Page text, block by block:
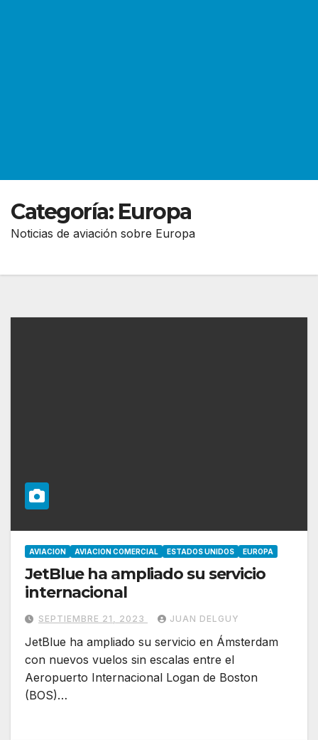
Categoría: Europa
Noticias de aviación sobre Europa
AVIACION AVIACION COMERCIAL ESTADOS UNIDOS EUROPA
JetBlue ha ampliado su servicio
internacional
SEPTIEMBRE 21, 2023 JUAN DELGUY
JetBlue ha ampliado su servicio en Ámsterdam
con nuevos vuelos sin escalas entre el
Aeropuerto Internacional Logan de Boston
(BOS)…